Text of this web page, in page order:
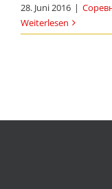
28. Juni 2016 |
Weiterlesen